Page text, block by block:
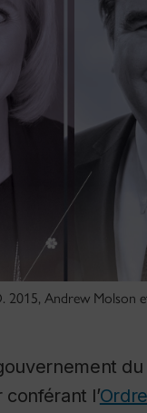
Andrew Molson
l’